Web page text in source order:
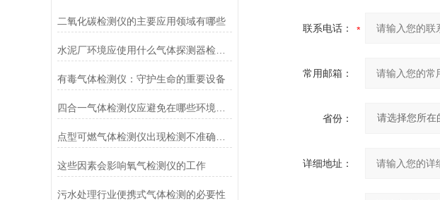
二氧化碳检测仪的主要应用领域有哪些
有毒气体检测仪：守护生命的重要设备
这些因素会影响氧气检测仪的工作
污水处理行业便携式气体检测的必要性
联系电话：
常用邮箱：
省份：
详细地址：